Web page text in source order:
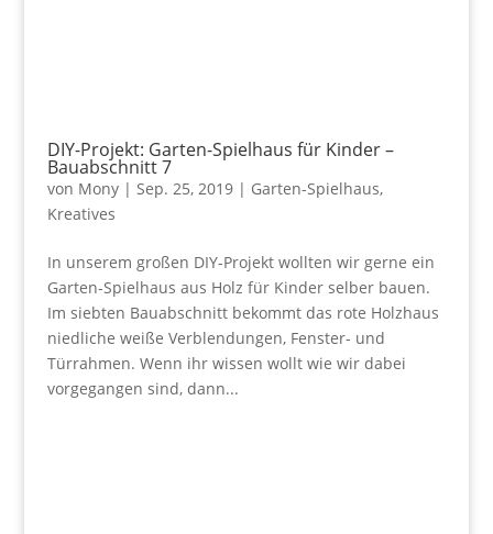
DIY-Projekt: Garten-Spielhaus für Kinder –
Bauabschnitt 7
von Mony| Sep. 25, 2019| Garten-Spielhaus,
Kreatives
In unserem großen DIY-Projekt wollten wir gerne ein
Garten-Spielhaus aus Holz für Kinder selber bauen.
Im siebten Bauabschnitt bekommt das rote Holzhaus
niedliche weiße Verblendungen, Fenster- und
Türrahmen. Wenn ihr wissen wollt wie wir dabei
vorgegangen sind, dann...